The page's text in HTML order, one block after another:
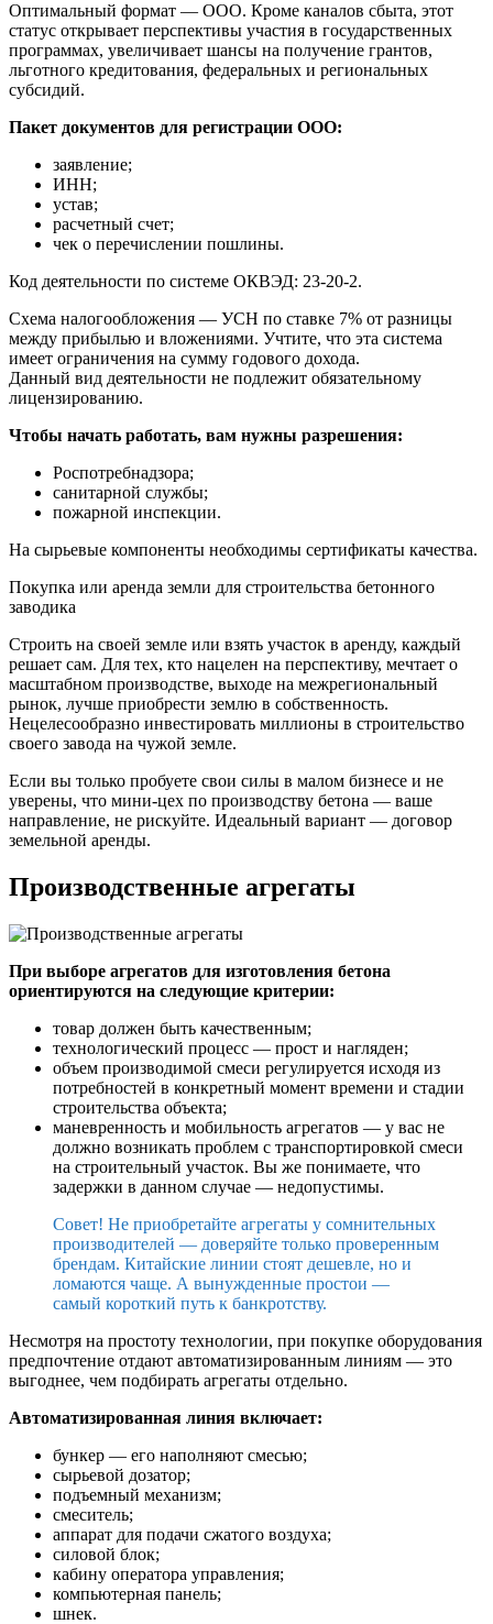
Оптимальный формат — ООО. Кроме каналов сбыта, этот
статус открывает перспективы участия в государственных
программах, увеличивает шансы на получение грантов,
льготного кредитования, федеральных и региональных
субсидий.
Пакет документов для регистрации ООО:
заявление;
ИНН;
устав;
расчетный счет;
чек о перечислении пошлины.
Код деятельности по системе ОКВЭД: 23-20-2.
Схема налогообложения — УСН по ставке 7% от разницы
между прибылью и вложениями. Учтите, что эта система
имеет ограничения на сумму годового дохода.
Данный вид деятельности не подлежит обязательному
лицензированию.
Чтобы начать работать, вам нужны разрешения:
Роспотребнадзора;
санитарной службы;
пожарной инспекции.
На сырьевые компоненты необходимы сертификаты качества.
Покупка или аренда земли для строительства бетонного
заводика
Строить на своей земле или взять участок в аренду, каждый
решает сам. Для тех, кто нацелен на перспективу, мечтает о
масштабном производстве, выходе на межрегиональный
рынок, лучше приобрести землю в собственность.
Нецелесообразно инвестировать миллионы в строительство
своего завода на чужой земле.
Если вы только пробуете свои силы в малом бизнесе и не
уверены, что мини-цех по производству бетона — ваше
направление, не рискуйте. Идеальный вариант — договор
земельной аренды.
Производственные агрегаты
При выборе агрегатов для изготовления бетона
ориентируются на следующие критерии:
товар должен быть качественным;
технологический процесс — прост и нагляден;
объем производимой смеси регулируется исходя из
потребностей в конкретный момент времени и стадии
строительства объекта;
маневренность и мобильность агрегатов — у вас не
должно возникать проблем с транспортировкой смеси
на строительный участок. Вы же понимаете, что
задержки в данном случае — недопустимы.
Совет! Не приобретайте агрегаты у сомнительных
производителей — доверяйте только проверенным
брендам. Китайские линии стоят дешевле, но и
ломаются чаще. А вынужденные простои —
самый короткий путь к банкротству.
Несмотря на простоту технологии, при покупке оборудования
предпочтение отдают автоматизированным линиям — это
выгоднее, чем подбирать агрегаты отдельно.
Автоматизированная линия включает:
бункер — его наполняют смесью;
сырьевой дозатор;
подъемный механизм;
смеситель;
аппарат для подачи сжатого воздуха;
силовой блок;
кабину оператора управления;
компьютерная панель;
шнек.